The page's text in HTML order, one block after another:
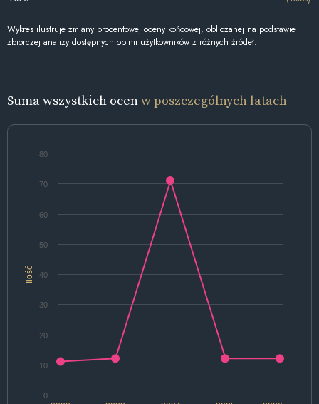
Wykres ilustruje zmiany procentowej oceny końcowej, obliczanej na podstawie
zbiorczej analizy dostępnych opinii użytkowników z różnych źródeł.
Suma wszystkich ocenw poszczególnych latach
Ilość
0
10
20
30
40
50
60
70
80